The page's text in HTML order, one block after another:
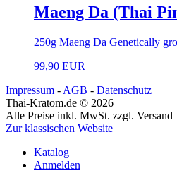
Maeng Da (Thai
250g Maeng Da Genetically
99,90 EUR
Impressum - AGB - Datenschutz
Thai-Kratom.de © 2026
Alle Preise inkl. MwSt. zzgl. Versand
Zur klassischen Website
Katalog
Anmelden